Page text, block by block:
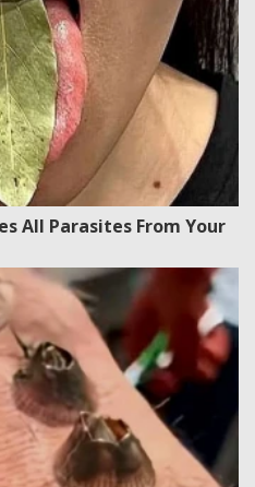
All Parasites From Your